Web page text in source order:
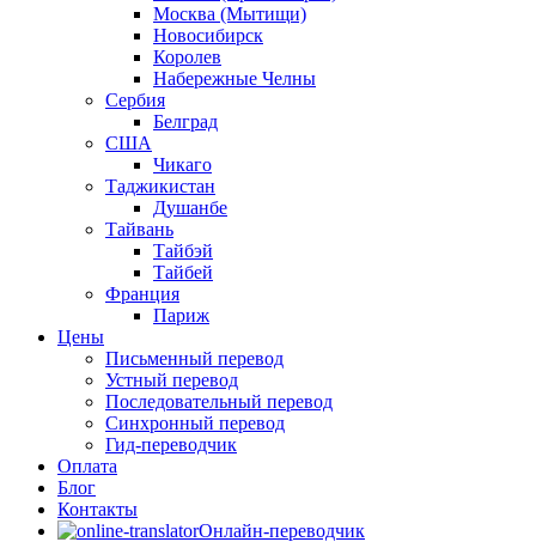
Москва (Мытищи)
Новосибирск
Королев
Набережные Челны
Сербия
Белград
США
Чикаго
Таджикистан
Душанбе
Тайвань
Тайбэй
Тайбей
Франция
Париж
Цены
Письменный перевод
Устный перевод
Последовательный перевод
Синхронный перевод
Гид-переводчик
Оплата
Блог
Контакты
Онлайн-переводчик